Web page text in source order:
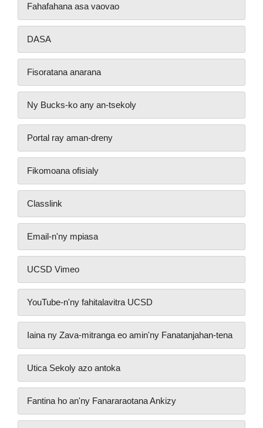
Fahafahana asa vaovao
DASA
Fisoratana anarana
Ny Bucks-ko any an-tsekoly
Portal ray aman-dreny
Fikomoana ofisialy
Classlink
Email-n'ny mpiasa
UCSD Vimeo
YouTube-n'ny fahitalavitra UCSD
Iaina ny Zava-mitranga eo amin'ny Fanatanjahan-tena
Utica Sekoly azo antoka
Fantina ho an'ny Fanararaotana Ankizy